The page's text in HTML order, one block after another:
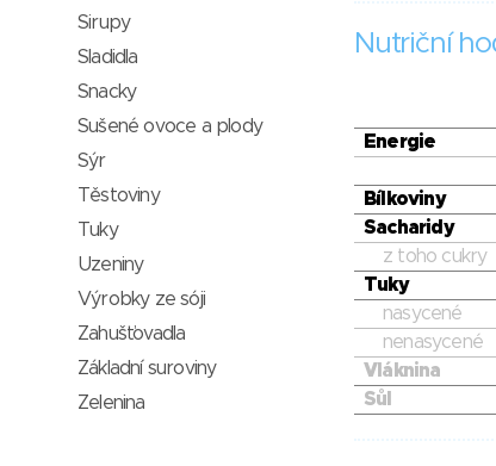
Nutriční
Energie
Bílkoviny
Sacharidy
z toho cukry
Tuky
nasycené
nenasycené
Vláknina
Sůl
Sirupy
Sladidla
Snacky
Sušené ovoce a plody
Sýr
Těstoviny
Tuky
Uzeniny
Výrobky ze sóji
Zahušťovadla
Základní suroviny
Zelenina